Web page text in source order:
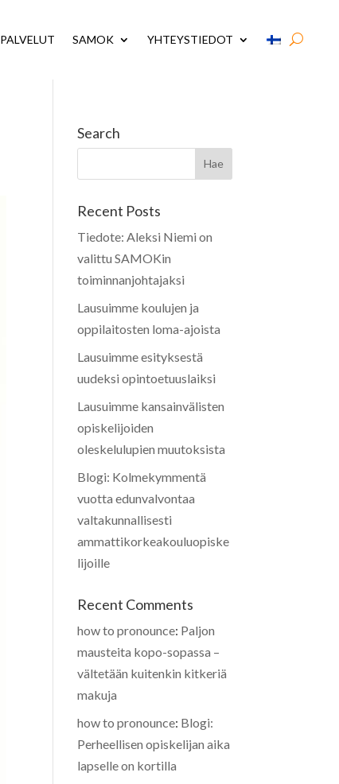
PALVELUT SAMOK YHTEYSTIEDOT
Search
Recent Posts
Tiedote: Aleksi Niemi on
valittu SAMOKin
toiminnanjohtajaksi
Lausuimme koulujen ja
oppilaitosten loma-ajoista
Lausuimme esityksestä
uudeksi opintoetuuslaiksi
Lausuimme kansainvälisten
opiskelijoiden
oleskelulupien muutoksista
Blogi: Kolmekymmentä
vuotta edunvalvontaa
valtakunnallisesti
ammattikorkeakouluopiske
lijoille
Recent Comments
how to pronounce: Paljon
mausteita kopo-sopassa –
vältetään kuitenkin kitkeriä
makuja
how to pronounce: Blogi:
Perheellisen opiskelijan aika
lapselle on kortilla